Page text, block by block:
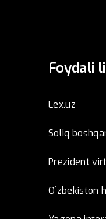
Foydali
Lex.uz
Soliq
Prezident
O`zbekiston